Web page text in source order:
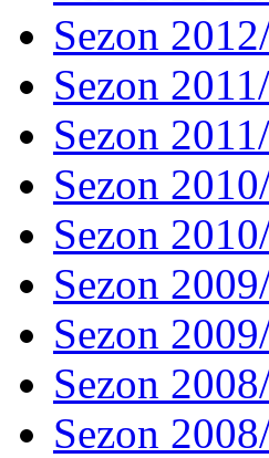
Sezon
Sezon
Sezon
Sezon
Sezon
Sezon
Sezon
Sezon
Sezon